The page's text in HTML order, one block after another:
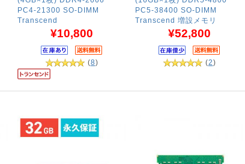
PC4-21300 SO-DIMM
Transcend
¥10,800
(8)
PC5-38400 SO-DIMM
Transcend 増設メモリ
¥52,800
(2)